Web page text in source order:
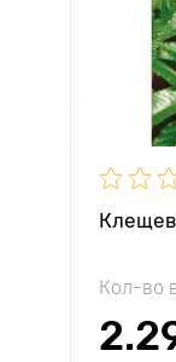
Кол-во